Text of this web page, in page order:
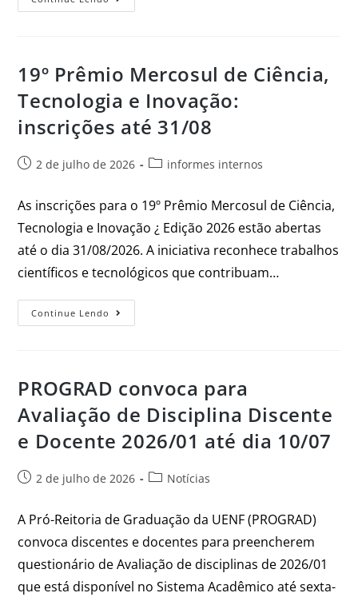
19º Prêmio Mercosul de Ciência,
Tecnologia e Inovação:
inscrições até 31/08
2 de julho de 2026 informes internos
As inscrições para o 19º Prêmio Mercosul de Ciência,
Tecnologia e Inovação ¿ Edição 2026 estão abertas
até o dia 31/08/2026. A iniciativa reconhece trabalhos
científicos e tecnológicos que contribuam…
Continue Lendo
PROGRAD convoca para
Avaliação de Disciplina Discente
e Docente 2026/01 até dia 10/07
2 de julho de 2026 Notícias
A Pró-Reitoria de Graduação da UENF (PROGRAD)
convoca discentes e docentes para preencherem
questionário de Avaliação de disciplinas de 2026/01
que está disponível no Sistema Acadêmico até sexta-